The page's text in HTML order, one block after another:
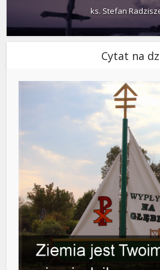
ks. Stefan
Cytat na